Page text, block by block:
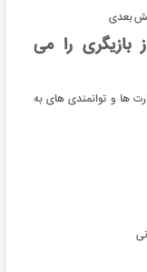
بعدی
بازیگری را می
ها و توانمندی های به